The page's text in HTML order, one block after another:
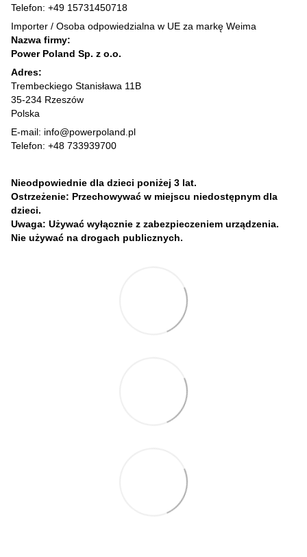
Telefon: +49 15731450718
Importer / Osoba odpowiedzialna w UE za markę Weima
Nazwa firmy:
Power Poland Sp. z o.o.
Adres:
Trembeckiego Stanisława 11B
35-234 Rzeszów
Polska
E-mail: info@powerpoland.pl
Telefon: +48 733939700
Nieodpowiednie dla dzieci poniżej 3 lat.
Ostrzeżenie: Przechowywać w miejscu niedostępnym dla
dzieci.
Uwaga: Używać wyłącznie z zabezpieczeniem urządzenia.
Nie używać na drogach publicznych.